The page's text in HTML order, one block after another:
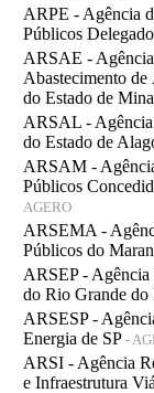
ARPE - Agência
Públicos
ARSAE -
Abastecimento de
do Estado de
ARSAL - Agência
do Estado de
ARSAM -
Públicos
AGERO
ARSEMA -
Públicos do
ARSEP - Agência
do Rio Grande do
ARSESP -
Energia de SP -
ARSI - Agência
e Infraestrutura